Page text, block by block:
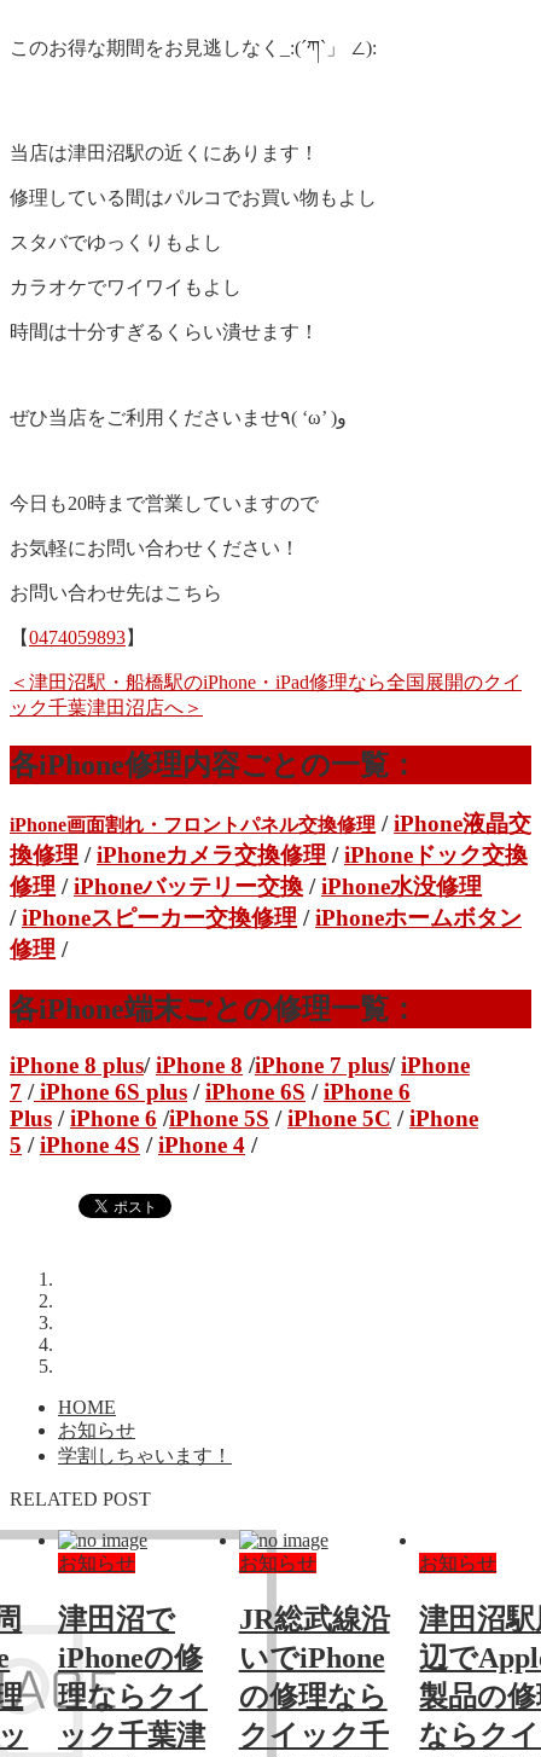
このお得な期間をお見逃しなく_:(´ཀ`」 ∠):
当店は津田沼駅の近くにあります！
修理している間はパルコでお買い物もよし
スタバでゆっくりもよし
カラオケでワイワイもよし
時間は十分すぎるくらい潰せます！
ぜひ当店をご利用くださいませ٩( ‘ω’ )و
今日も20時まで営業していますので
お気軽にお問い合わせください！
お問い合わせ先はこちら
【0474059893】
＜津田沼駅・船橋駅のiPhone・iPad修理なら全国展開のクイ
ック千葉津田沼店へ＞
各iPhone修理内容ごとの一覧：
iPhone画面割れ・フロントパネル交換修理 /iPhone液晶交
換修理 /iPhoneカメラ交換修理 /iPhoneドック交換
修理 /iPhoneバッテリー交換 /iPhone水没修理
/iPhoneスピーカー交換修理 /iPhoneホームボタン
修理 /
各iPhone端末ごとの修理一覧：
iPhone 8 plus/iPhone 8 /iPhone 7 plus/iPhone
7 /iPhone 6S plus /iPhone 6S /iPhone 6
Plus /iPhone 6 /iPhone 5S /iPhone 5C /iPhone
5 /iPhone 4S /iPhone 4 /
HOME
お知らせ
学割しちゃいます！
RELATED POST
お知らせ
津田沼で
iPhoneの修
理ならクイ
ック千葉津
お知らせ
JR総武線沿
いでiPhone
の修理なら
クイック千
お知らせ
津田沼
辺で
製品の
ならク